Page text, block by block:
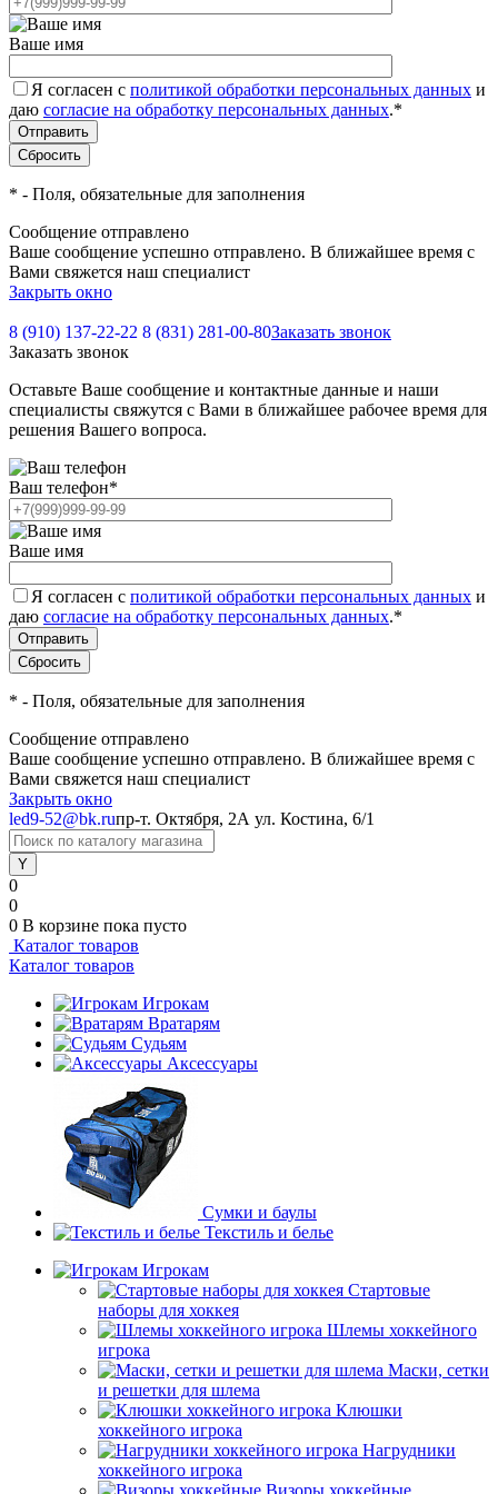
Ваше имя
Я согласен с политикой обработки персональных данных и
даю согласие на обработку персональных данных.*
* - Поля, обязательные для заполнения
Сообщение отправлено
Ваше сообщение успешно отправлено. В ближайшее время с
Вами свяжется наш специалист
Закрыть окно
8 (910) 137-22-22 8 (831) 281-00-80Заказать звонок
Заказать звонок
Оставьте Ваше сообщение и контактные данные и наши
специалисты свяжутся с Вами в ближайшее рабочее время для
решения Вашего вопроса.
Ваш телефон*
Ваше имя
Я согласен с политикой обработки персональных данных и
даю согласие на обработку персональных данных.*
* - Поля, обязательные для заполнения
Сообщение отправлено
Ваше сообщение успешно отправлено. В ближайшее время с
Вами свяжется наш специалист
Закрыть окно
led9-52@bk.ruпр-т. Октября, 2А ул. Костина, 6/1
0
0
0 В корзине пока пусто
Каталог товаров
Каталог товаров
Игрокам
Вратарям
Судьям
Аксессуары
Сумки и баулы
Текстиль и белье
Игрокам
Стартовые
наборы для хоккея
Шлемы хоккейного
игрока
Маски, сетки
и решетки для шлема
Клюшки
хоккейного игрока
Нагрудники
хоккейного игрока
Визоры хоккейные